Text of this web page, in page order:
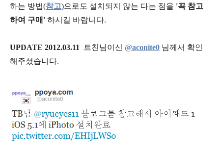
하는 방법(참고)으로도 설치되지 않는 다는 점을 '꼭 참고
하여 구매' 하시길 바랍니다.
UPDATE 2012.03.11 트친님이신 @aconite0 님께서 확인
해주셨습니다.